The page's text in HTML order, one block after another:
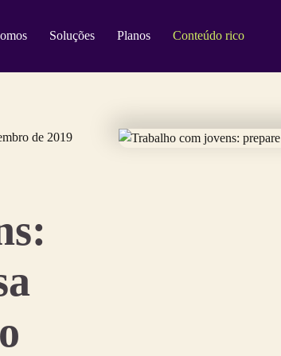
Soluções Planos Conteúdo rico
de 2019